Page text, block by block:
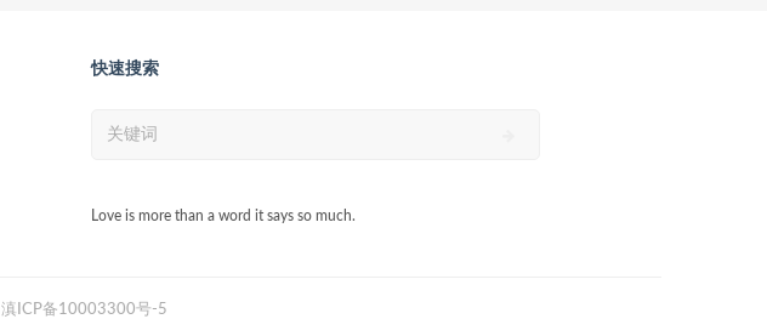
快速搜索
Love is more than a word it says so much.
滇ICP备10003300号-5